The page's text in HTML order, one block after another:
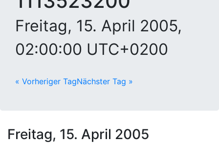
Freitag, 15. April 2005,
02:00:00 UTC+0200
« Vorheriger TagNächster Tag »
Freitag, 15. April 2005